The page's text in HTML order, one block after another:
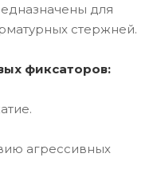
для
стержней.
фиксаторов:
агрессивных